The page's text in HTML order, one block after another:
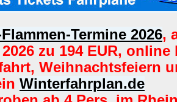
Termine 2026,
zu 194 EUR, online
Weihnachtsfeiern
Winterfahrplan.de